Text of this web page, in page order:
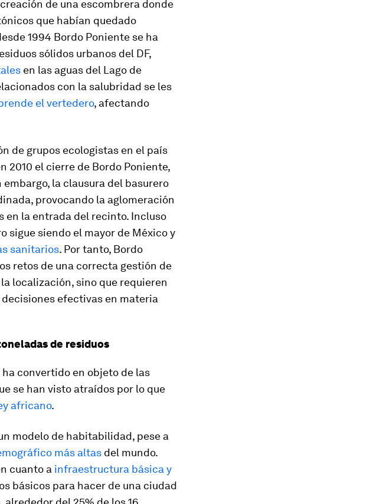
de una escombrera donde
que habían quedado
1994 Bordo Poniente se ha
sólidos urbanos del DF,
en las aguas del Lago de
con la salubridad se les
el vertedero, afectando
de grupos ecologistas en el país
2010 el cierre de Bordo Poniente,
la clausura del basurero
provocando la aglomeración
en la entrada del recinto. Incluso
sigue siendo el mayor de México y
sanitarios. Por tanto, Bordo
retos de una correcta gestión de
localización, sino que requieren
efectivas en materia
de residuos
ha convertido en objeto de las
se han visto atraídos por lo que
africano.
modelo de habitabilidad, pese a
más altas del mundo.
cuanto a infraestructura básica y
básicos para hacer de una ciudad